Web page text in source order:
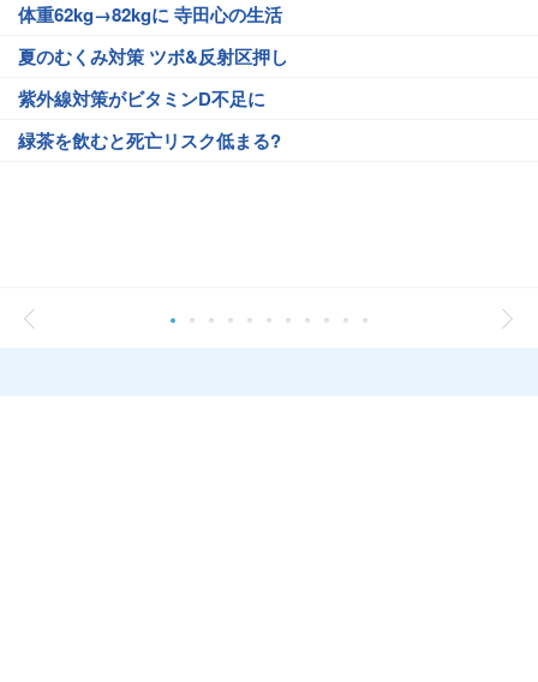
体重62kg→82kgに 寺田心の生活
夏のむくみ対策 ツボ&反射区押し
紫外線対策がビタミンD不足に
緑茶を飲むと死亡リスク低まる?